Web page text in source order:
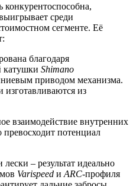
конкурентоспособна,
среди
сегменте. Её
благодаря
катушки Shimano
приводом механизма.
из
взаимодействие внутренних
превосходит потенциал
– результат идеально
Varispeed и ARC-профиля